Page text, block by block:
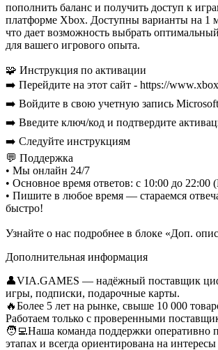
пополнить баланс и получить доступ к
платформе Xbox. Доступны варианты на 1
что дает возможность выбрать
для вашего игрового опыта.
🧩 Инструкция по активации
➡️ Перейдите на этот сайт - https://
➡️ Войдите в свою учетную запись Microsoft
➡️ Введите ключ/код и подтвердите
➡️ Следуйте инструкциям
💬 Поддержка
• Мы онлайн 24/7
• Основное время ответов: с 10:00 до
• Пишите в любое время — стараемся
быстро!
Узнайте о нас подробнее в блоке «Доп.
Дополнительная информация
👤VIA.GAMES — надёжный поставщик
игры, подписки, подарочные карты.
🔥Более 5 лет на рынке, свыше 10 000
Работаем только с проверенными
🧑‍💻Наша команда поддержки оперативно
этапах и всегда ориентирована на